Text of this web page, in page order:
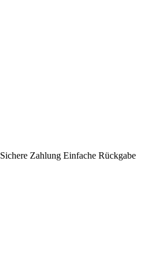
Sichere Zahlung Einfache Rückgabe